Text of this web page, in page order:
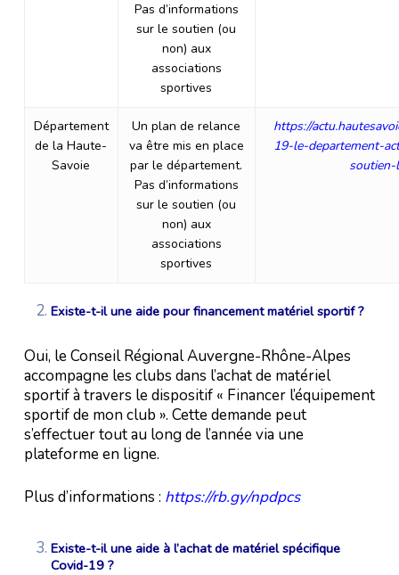
Pas d’informations
sur le soutien (ou
non) aux
associations
sportives
Département
de la Haute-
Savoie
Un plan de relance
va être mis en place
par le département.
Pas d’informations
sur le soutien (ou
non) aux
associations
sportives
https://
19-le-departement-
soutien-
Existe-t-il une aide pour financement matériel sportif ?
Oui, le Conseil Régional Auvergne-Rhône-Alpes
accompagne les clubs dans l’achat de matériel
sportif à travers le dispositif « Financer l’équipement
sportif de mon club ». Cette demande peut
s’effectuer tout au long de l’année via une
plateforme en ligne.
Plus d’informations : https://rb.gy/npdpcs
Existe-t-il une aide à l’achat de matériel spécifique
Covid-19 ?